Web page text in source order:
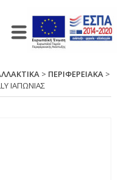
> ΠΕΡΙΦΕΡΕΙΑΚΑ >
ΙΑΠΩΝΙΑΣ